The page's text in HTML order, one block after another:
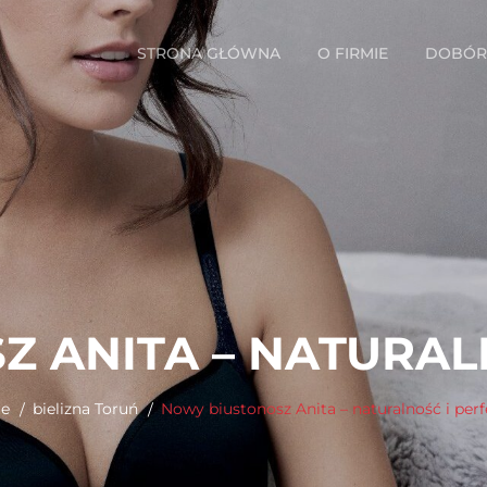
STRONA GŁÓWNA O FIRMIE
ANITA –
bielizna Toruń Nowy biustonosz Anita – naturalność i